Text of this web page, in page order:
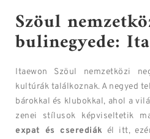
Szöul
bulinegyede:
Itaewon Szöul nemzetközi
kultúrák találkoznak. A negyed
bárokkal és klubokkal, ahol a
zenei stílusok képviseltetik
expat és cserediák él itt,